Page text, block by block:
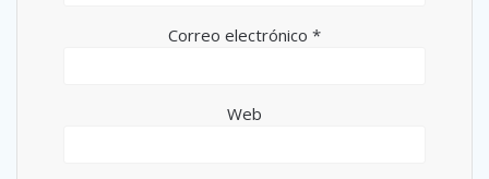
Correo electrónico *
Web